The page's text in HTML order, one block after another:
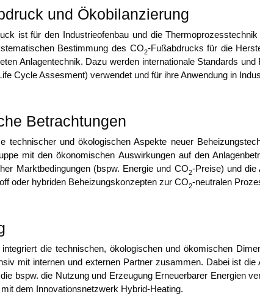
und Ökobilanzierung
ist für den Indus­trie­ofen­bau und die
Bestim­mung des CO2-Fuß­ab­drucks für die
Anlagen­tech­nik. Dazu wer­den inter­na­tio­na­le Stan­dards
Cycle Asses­ment) ver­wen­det und für ihre Anwen­dung in
Betrachtungen
tech­ni­scher und öko­lo­gi­schen Aspek­te neu­er
mit den öko­no­mi­schen Aus­wir­kun­gen auf den
Markt­be­din­gun­gen (bspw. Ener­gie und CO2-Prei­se) und die
oder hybri­den Behei­zungs­kon­zep­ten zur CO2-neu­tra­len
inte­griert die tech­ni­schen, öko­lo­gi­schen und öko­mi­schen
mit inter­nen und exter­nen Part­ner zusam­men. Dabei ist
bspw. die Nut­zung und Erzeu­gung Erneu­er­ba­rer Ener­gien
dem Inno­va­ti­ons­netz­werk Hybrid-Heating.